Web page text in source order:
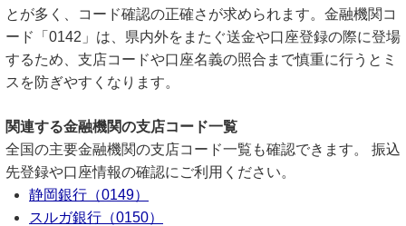
とが多く、コード確認の正確さが求められます。金融機関コ
ード「0142」は、県内外をまたぐ送金や口座登録の際に登場
するため、支店コードや口座名義の照合まで慎重に行うとミ
スを防ぎやすくなります。
関連する金融機関の支店コード一覧
全国の主要金融機関の支店コード一覧も確認できます。 振込
先登録や口座情報の確認にご利用ください。
静岡銀行（0149）
スルガ銀行（0150）